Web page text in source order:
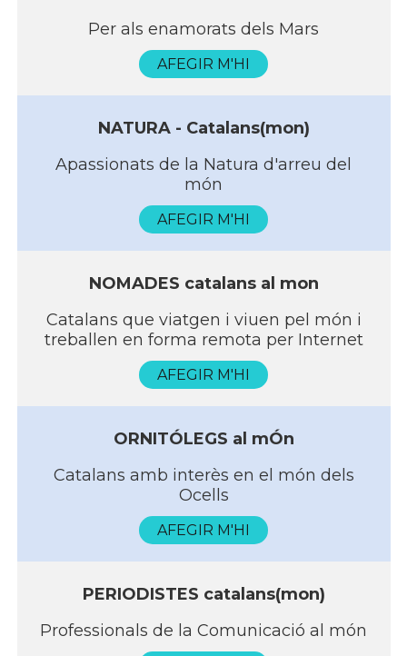
Per als enamorats dels Mars
AFEGIR M'HI
NATURA - Catalans(mon)
Apassionats de la Natura d'arreu del
món
AFEGIR M'HI
NOMADES catalans al mon
Catalans que viatgen i viuen pel món i
treballen en forma remota per Internet
AFEGIR M'HI
ORNITÓLEGS al mÓn
Catalans amb interès en el món dels
Ocells
AFEGIR M'HI
PERIODISTES catalans(mon)
Professionals de la Comunicació al món